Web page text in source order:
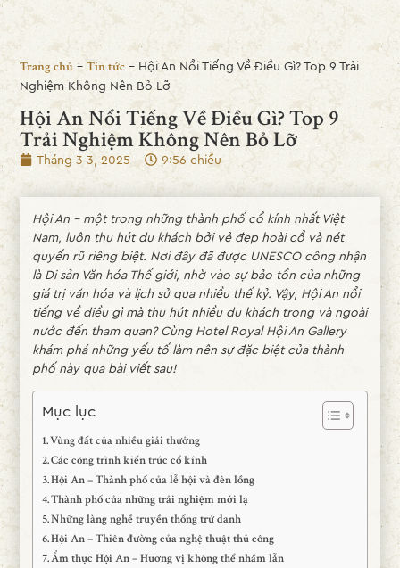
Trang chủ -Tin tức - Hội An Nổi Tiếng Về Điều Gì? Top 9 Trải
Nghiệm Không Nên Bỏ Lỡ
Hội An Nổi Tiếng Về Điều Gì? Top 9
Trải Nghiệm Không Nên Bỏ Lỡ
Tháng 3 3, 2025 9:56 chiều
Hội An - một trong những thành phố cổ kính nhất Việt
Nam, luôn thu hút du khách bởi vẻ đẹp hoài cổ và nét
quyến rũ riêng biệt. Nơi đây đã được UNESCO công nhận
là Di sản Văn hóa Thế giới, nhờ vào sự bảo tồn của những
giá trị văn hóa và lịch sử qua nhiều thế kỷ. Vậy, Hội An nổi
tiếng về điều gì mà thu hút nhiều du khách trong và ngoài
nước đến tham quan? Cùng Hotel Royal Hội An Gallery
khám phá những yếu tố làm nên sự đặc biệt của thành
phố này qua bài viết sau!
Mục lục
Vùng đất của nhiều giải thưởng
Các công trình kiến trúc cổ kính
Hội An – Thành phố của lễ hội và đèn lồng
Thành phố của những trải nghiệm mới lạ
Những làng nghề truyền thống trứ danh
Hội An – Thiên đường của nghệ thuật thủ công
Ẩm thực Hội An – Hương vị không thể nhầm lẫn